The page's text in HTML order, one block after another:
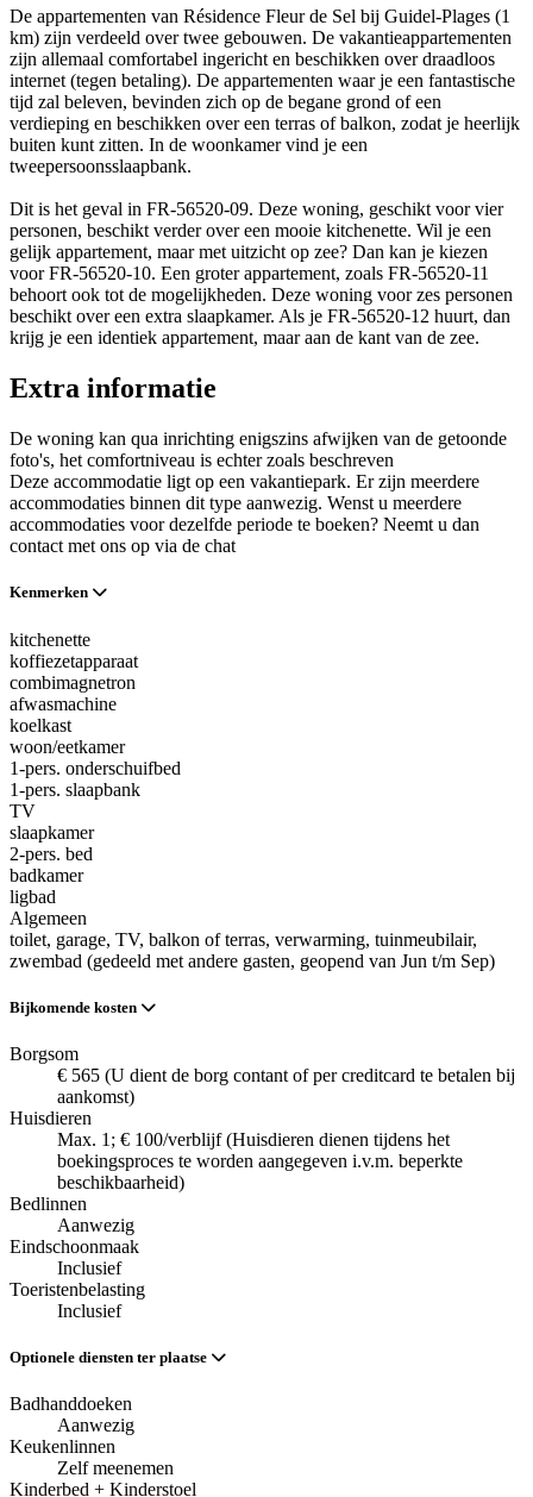
De appartementen van Résidence Fleur de Sel bij Guidel-Plages (1
km) zijn verdeeld over twee gebouwen. De vakantieappartementen
zijn allemaal comfortabel ingericht en beschikken over draadloos
internet (tegen betaling). De appartementen waar je een fantastische
tijd zal beleven, bevinden zich op de begane grond of een
verdieping en beschikken over een terras of balkon, zodat je heerlijk
buiten kunt zitten. In de woonkamer vind je een
tweepersoonsslaapbank.
Dit is het geval in FR-56520-09. Deze woning, geschikt voor vier
personen, beschikt verder over een mooie kitchenette. Wil je een
gelijk appartement, maar met uitzicht op zee? Dan kan je kiezen
voor FR-56520-10. Een groter appartement, zoals FR-56520-11
behoort ook tot de mogelijkheden. Deze woning voor zes personen
beschikt over een extra slaapkamer. Als je FR-56520-12 huurt, dan
krijg je een identiek appartement, maar aan de kant van de zee.
Extra informatie
De woning kan qua inrichting enigszins afwijken van de getoonde
foto's, het comfortniveau is echter zoals beschreven
Deze accommodatie ligt op een vakantiepark. Er zijn meerdere
accommodaties binnen dit type aanwezig. Wenst u meerdere
accommodaties voor dezelfde periode te boeken? Neemt u dan
contact met ons op via de chat
Kenmerken
kitchenette
koffiezetapparaat
combimagnetron
afwasmachine
koelkast
woon/eetkamer
1-pers. onderschuifbed
1-pers. slaapbank
TV
slaapkamer
2-pers. bed
badkamer
ligbad
Algemeen
toilet, garage, TV, balkon of terras, verwarming, tuinmeubilair,
zwembad (gedeeld met andere gasten, geopend van Jun t/m Sep)
Bijkomende kosten
Borgsom
€ 565 (U dient de borg contant of per creditcard te betalen bij
aankomst)
Huisdieren
Max. 1; € 100/verblijf (Huisdieren dienen tijdens het
boekingsproces te worden aangegeven i.v.m. beperkte
beschikbaarheid)
Bedlinnen
Aanwezig
Eindschoonmaak
Inclusief
Toeristenbelasting
Inclusief
Optionele diensten ter plaatse
Badhanddoeken
Aanwezig
Keukenlinnen
Zelf meenemen
Kinderbed + Kinderstoel